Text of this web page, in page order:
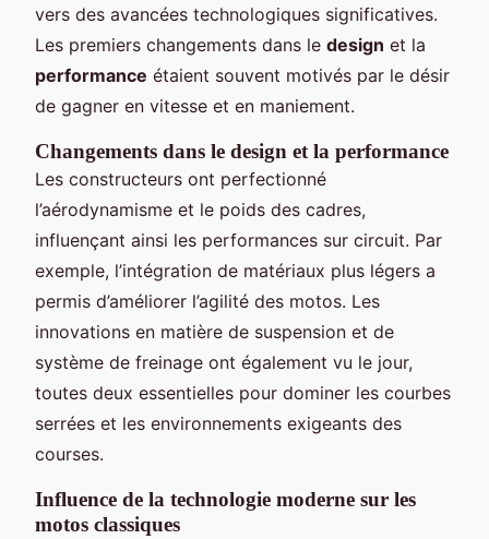
vers des avancées technologiques significatives.
Les premiers changements dans le design et la
performance étaient souvent motivés par le désir
de gagner en vitesse et en maniement.
Changements dans le design et la performance
Les constructeurs ont perfectionné
l’aérodynamisme et le poids des cadres,
influençant ainsi les performances sur circuit. Par
exemple, l’intégration de matériaux plus légers a
permis d’améliorer l’agilité des motos. Les
innovations en matière de suspension et de
système de freinage ont également vu le jour,
toutes deux essentielles pour dominer les courbes
serrées et les environnements exigeants des
courses.
Influence de la technologie moderne sur les
motos classiques